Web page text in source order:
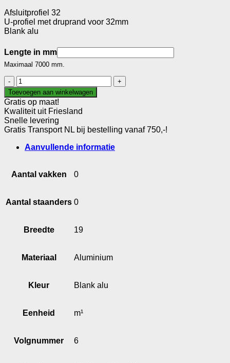
Afsluitprofiel 32
U-profiel met druprand voor 32mm
Blank alu
Lengte in mm
Maximaal 7000 mm.
Afsluitprofiel
32
aantal
Toevoegen aan winkelwagen
Gratis op maat!
Kwaliteit uit Friesland
Snelle levering
Gratis Transport NL bij bestelling vanaf 750,-!
Aanvullende informatie
Aantal vakken 0
Aantal staanders 0
Breedte 19
Materiaal Aluminium
Kleur Blank alu
Eenheid m¹
Volgnummer 6